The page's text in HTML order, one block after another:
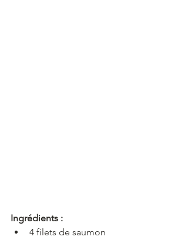
Ingrédients :
4 filets de saumon